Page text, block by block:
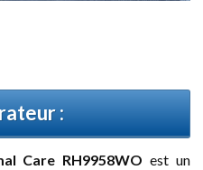
:
Care RH9958WO est un